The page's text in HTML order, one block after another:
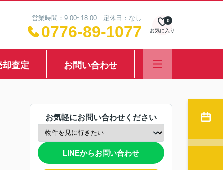
営業時間：9:00~18:00 定休日：なし
0776-89-1077 お気に入り
0
却査定 お問い合わせ
お気軽にお問い合わせください
LINEからお問い合わせ